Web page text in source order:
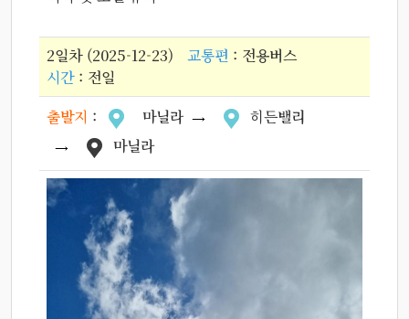
2일차 (2025-12-23) 교통편 : 전용버스
시간: 전일
출발지 : 마닐라
히든밸리
마닐라